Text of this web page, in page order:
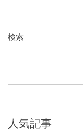
検索
人気記事